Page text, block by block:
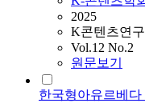
2025
K콘텐츠연구
Vol.12 No.2
원문보기
한국형아유르베